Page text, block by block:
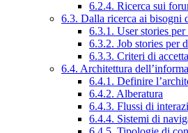
6.2.4. Ricerca sui
6.3. Dalla ricerca ai bisogni
6.3.1. User stories
6.3.2. Job stories per
6.3.3. Criteri di
6.4. Architettura
6.4.1. Definire
6.4.2. Alberatura
6.4.3. Flussi di
6.4.4. Sistemi di